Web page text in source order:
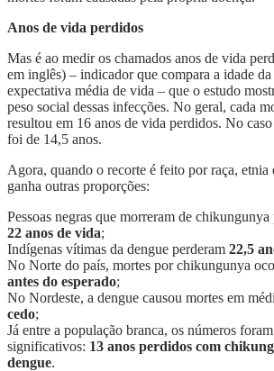
Anos de vida perdidos
Mas é ao medir os chamados anos de vida
em inglês) – indicador que compara a idade
expectativa média de vida – que o estudo
peso social dessas infecções. No geral, cada
resultou em 16 anos de vida perdidos. No
foi de 14,5 anos.
Agora, quando o recorte é feito por raça, etnia
ganha outras proporções:
Pessoas negras que morreram de chikungunya
22 anos de vida;
Indígenas vítimas da dengue perderam 22,5
No Norte do país, mortes por chikungunya
antes do esperado;
No Nordeste, a dengue causou mortes em
cedo;
Já entre a população branca, os números
significativos: 13 anos perdidos com
dengue.